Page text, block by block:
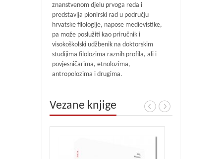
znanstvenom djelu prvoga reda i
predstavlja pionirski rad u području
hrvatske filologije, napose medievistike,
pa može poslužiti kao priručnik i
visokoškolski udžbenik na doktorskim
studijima filolozima raznih profila, ali i
povjesničarima, etnolozima,
antropolozima i drugima.
Vezane knjige